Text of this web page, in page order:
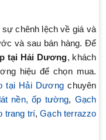
chênh lệch về giá và
và sau bán hàng. Để
tại Hải Dương, khách
hiệu để chọn mua.
tại Hải Dươngchuyên
nền, ốp tường, Gạch
trang trí,Gạch terrazzo